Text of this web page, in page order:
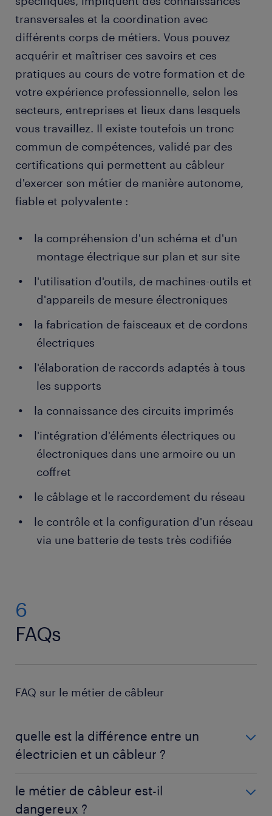
transversales et la coordination avec
différents corps de métiers. Vous pouvez
acquérir et maîtriser ces savoirs et ces
pratiques au cours de votre formation et de
votre expérience professionnelle, selon les
secteurs, entreprises et lieux dans lesquels
vous travaillez. Il existe toutefois un tronc
commun de compétences, validé par des
certifications qui permettent au câbleur
d'exercer son métier de manière autonome,
fiable et polyvalente :
la compréhension d'un schéma et d'un
montage électrique sur plan et sur site
l'utilisation d'outils, de machines-outils et
d'appareils de mesure électroniques
la fabrication de faisceaux et de cordons
électriques
l'élaboration de raccords adaptés à tous
les supports
la connaissance des circuits imprimés
l'intégration d'éléments électriques ou
électroniques dans une armoire ou un
coffret
le câblage et le raccordement du réseau
le contrôle et la configuration d'un réseau
via une batterie de tests très codifiée
6
FAQs
FAQ sur le métier de câbleur
quelle est la différence entre un
électricien et un câbleur ?
l'environnement de travail, qui détermine leurs
tâches. L'électricien installe un réseau filaire simple
le métier de câbleur est-il
dangereux ?